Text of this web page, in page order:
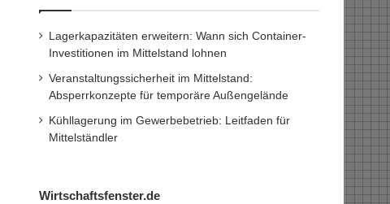
Lagerkapazitäten erweitern: Wann sich Container-
Investitionen im Mittelstand lohnen
Veranstaltungssicherheit im Mittelstand:
Absperrkonzepte für temporäre Außengelände
Kühllagerung im Gewerbebetrieb: Leitfaden für
Mittelständler
Wirtschaftsfenster.de